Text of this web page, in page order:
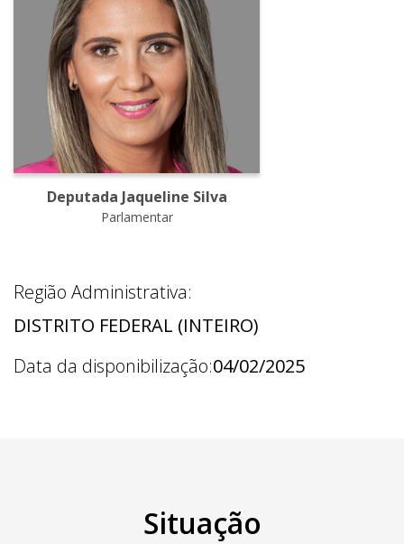
Deputada Jaqueline Silva
Parlamentar
Região Administrativa:
DISTRITO FEDERAL (INTEIRO)
Data da disponibilização:04/02/2025
Situação